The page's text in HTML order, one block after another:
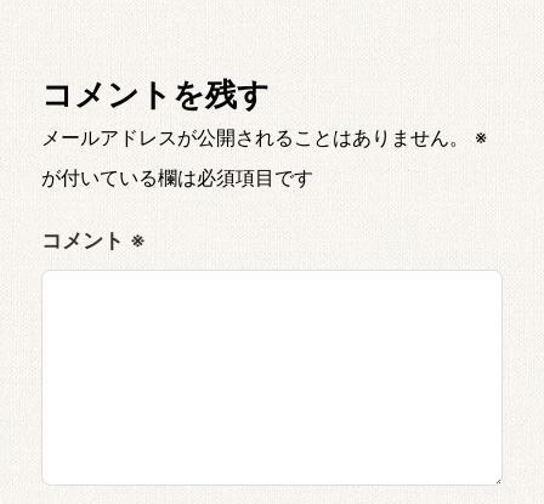
コメントを残す
メールアドレスが公開されることはありません。
※
が付いている欄は必須項目です
コメント ※